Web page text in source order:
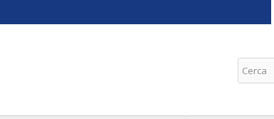
contenuto
Supermercati